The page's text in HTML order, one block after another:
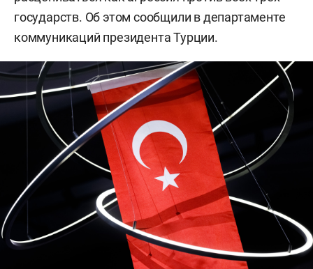
государств. Об этом сообщили в департаменте
коммуникаций президента Турции.